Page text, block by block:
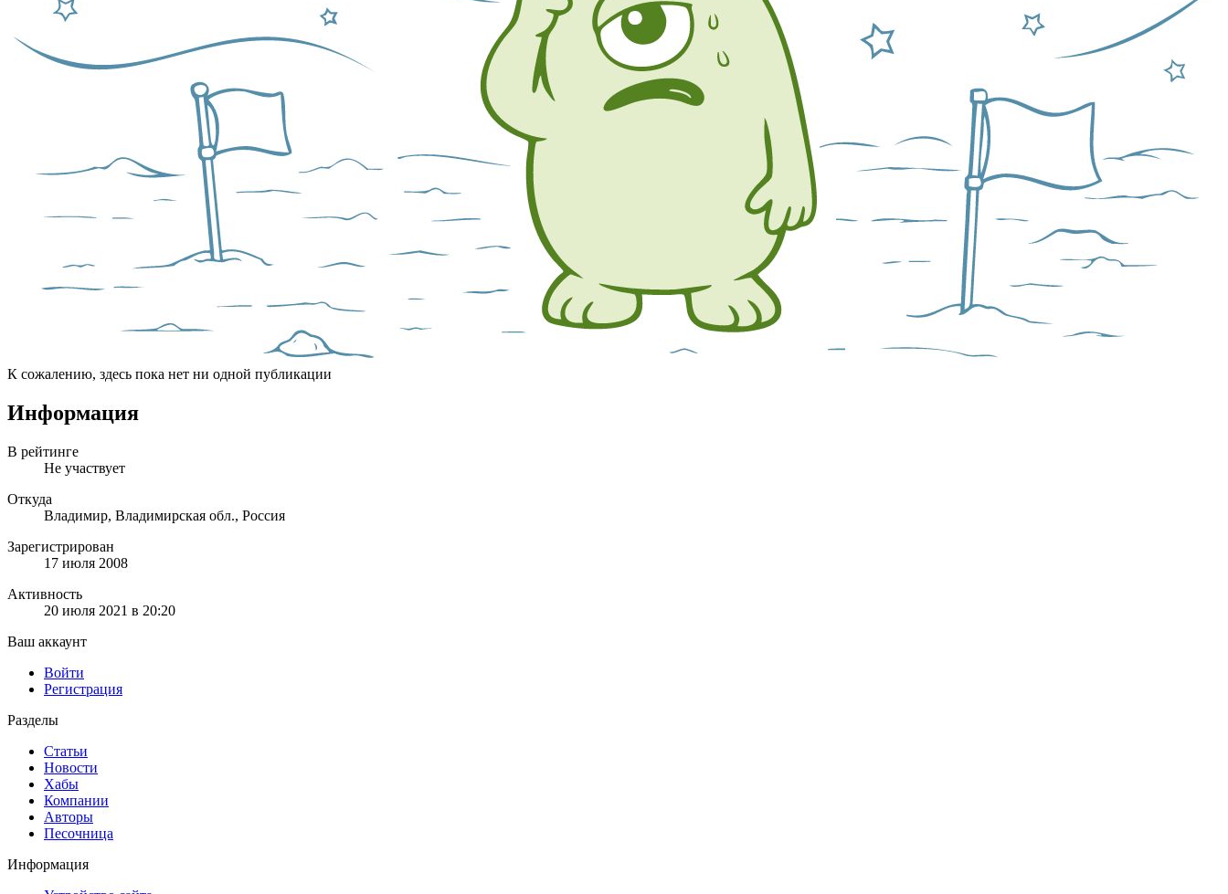
К сожалению, здесь пока нет ни одной публикации
Информация
В рейтинге
Не участвует
Откуда
Владимир, Владимирская обл., Россия
Зарегистрирован
17 июля 2008
Активность
20 июля 2021 в 20:20
Ваш аккаунт
Войти
Регистрация
Разделы
Статьи
Новости
Хабы
Компании
Авторы
Песочница
Информация